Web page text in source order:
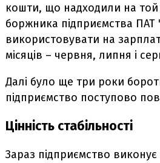
кошти, що надходили на той
боржника підприємства
використовувати на
місяців – червня, липня і
Далі було ще три роки
підприємство поступово
Цінність стабільності
Зараз підприємство виконує